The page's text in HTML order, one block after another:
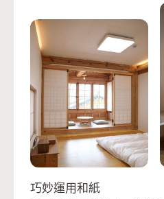
巧妙運用和紙